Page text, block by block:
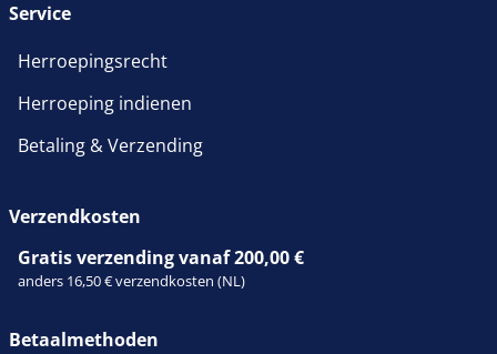
Service
Herroepingsrecht
Herroeping indienen
Betaling & Verzending
Verzendkosten
Gratis verzending vanaf 200,00 €
anders 16,50 € verzendkosten (NL)
Betaalmethoden